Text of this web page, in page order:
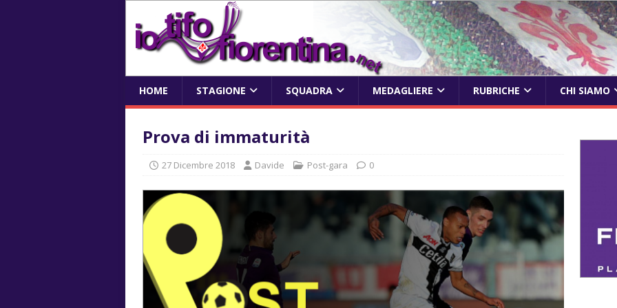
HOME STAGIONE SQUADRA MEDAGLIERE RUBRICHE CHI SIAMO
Prova di immaturità
27 Dicembre 2018 Davide Post-gara 0